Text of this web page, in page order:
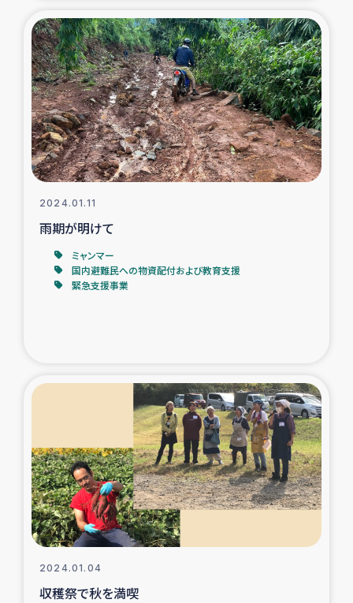
スリランカ南部洪水被災者支援
スリランカの南北女性をつなぐサリー・リサイクル・プロ
ジェクト
復興支援事業
民際教育事業
ミャンマー緊急支援
タイ国境ミャンマー移民子ども支援
漁民によるマングローブ植林活動
レバノンでのシリア難民への食糧・越冬支援
レバノンにおける緊急支援
レバノンでのシリア難民への教育支援事業
2024.01.11
雨期が明けて
ミャンマー
国内避難民への物資配付および教育支援
緊急支援事業
2024.01.04
収穫祭で秋を満喫